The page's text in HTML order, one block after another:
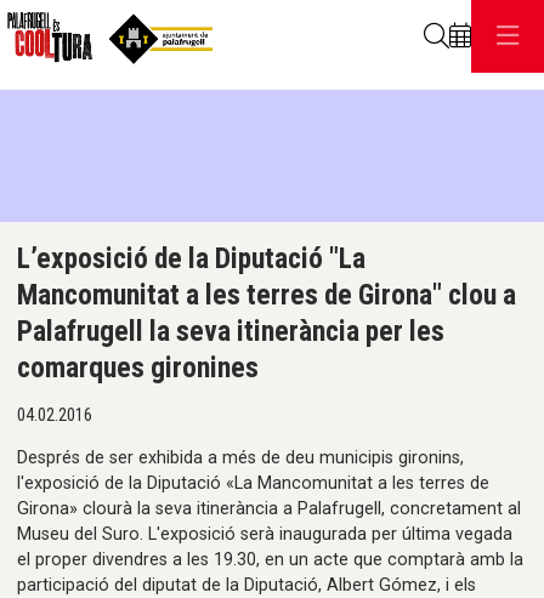
L’exposició de la Diputació "La
Mancomunitat a les terres de Girona" clou a
Palafrugell la seva itinerància per les
comarques gironines
04.02.2016
Després de ser exhibida a més de deu municipis gironins,
l'exposició de la Diputació «La Mancomunitat a les terres de
Girona» clourà la seva itinerància a Palafrugell, concretament al
Museu del Suro. L'exposició serà inaugurada per última vegada
el proper divendres a les 19.30, en un acte que comptarà amb la
participació del diputat de la Diputació, Albert Gómez, i els